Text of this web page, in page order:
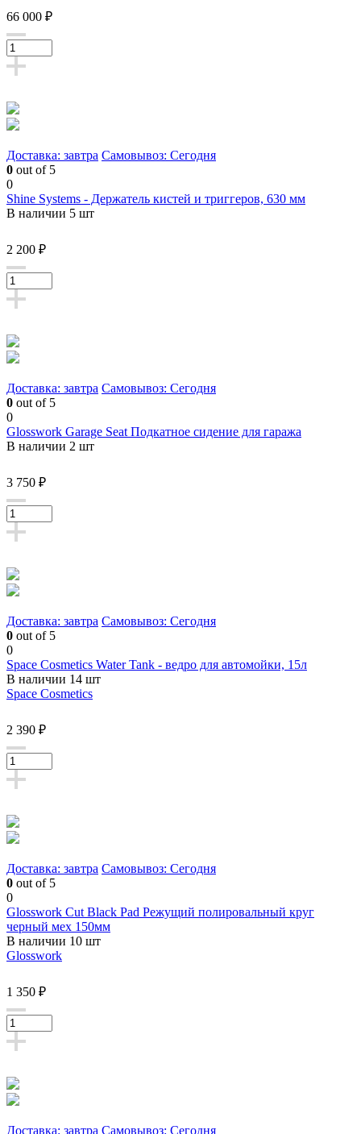
66 000 ₽
Доставка: завтра Самовывоз: Сегодня
0 out of 5
0
Shine Systems - Держатель кистей и триггеров, 630 мм
В наличии 5 шт
2 200 ₽
Доставка: завтра Самовывоз: Сегодня
0 out of 5
0
Glosswork Garage Seat Подкатное сидение для гаража
В наличии 2 шт
3 750 ₽
Доставка: завтра Самовывоз: Сегодня
0 out of 5
0
Space Cosmetics Water Tank - ведро для автомойки, 15л
В наличии 14 шт
Space Cosmetics
2 390 ₽
Доставка: завтра Самовывоз: Сегодня
0 out of 5
0
Glosswork Cut Black Pad Режущий полировальный круг
черный мех 150мм
В наличии 10 шт
Glosswork
1 350 ₽
Доставка: завтра Самовывоз: Сегодня